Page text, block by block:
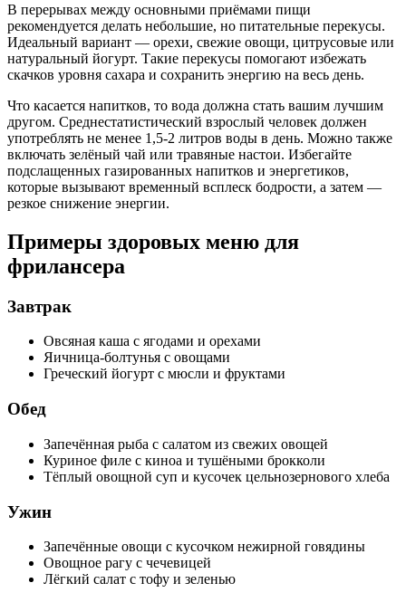
В перерывах между основными приёмами пищи
рекомендуется делать небольшие, но питательные перекусы.
Идеальный вариант — орехи, свежие овощи, цитрусовые или
натуральный йогурт. Такие перекусы помогают избежать
скачков уровня сахара и сохранить энергию на весь день.
Что касается напитков, то вода должна стать вашим лучшим
другом. Среднестатистический взрослый человек должен
употреблять не менее 1,5-2 литров воды в день. Можно также
включать зелёный чай или травяные настои. Избегайте
подслащенных газированных напитков и энергетиков,
которые вызывают временный всплеск бодрости, а затем —
резкое снижение энергии.
Примеры здоровых меню для
фрилансера
Завтрак
Овсяная каша с ягодами и орехами
Яичница-болтунья с овощами
Греческий йогурт с мюсли и фруктами
Обед
Запечённая рыба с салатом из свежих овощей
Куриное филе с киноа и тушёными брокколи
Тёплый овощной суп и кусочек цельнозернового хлеба
Ужин
Запечённые овощи с кусочком нежирной говядины
Овощное рагу с чечевицей
Лёгкий салат с тофу и зеленью